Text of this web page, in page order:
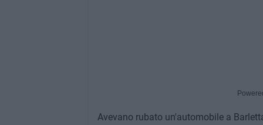
Avevano rubato un'automobile a